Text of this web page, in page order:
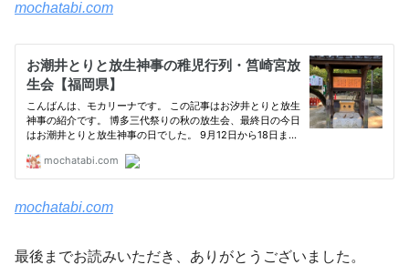
mochatabi.com
mochatabi.com
最後までお読みいただき、ありがとうございました。